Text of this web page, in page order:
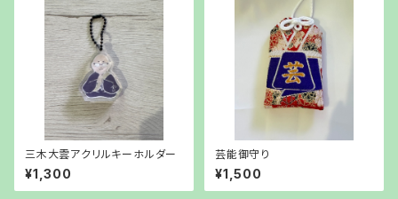
三木大雲アクリルキーホルダー
¥1,300
芸能御守り
¥1,500